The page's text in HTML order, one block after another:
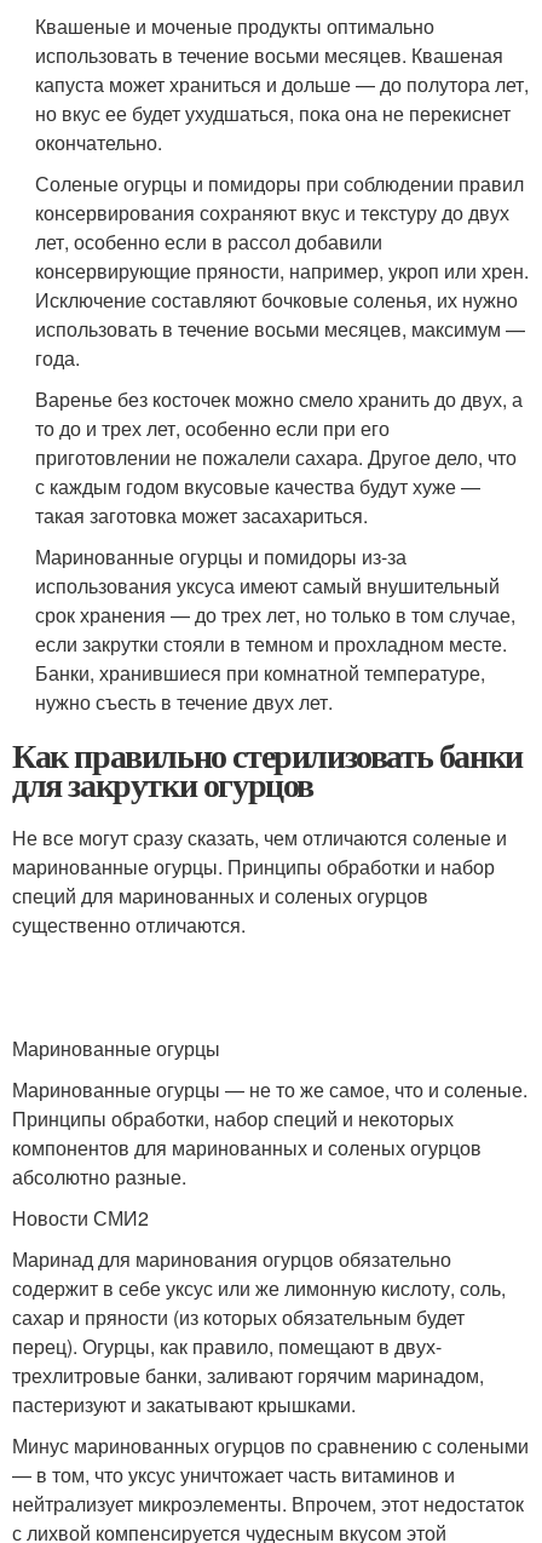
Квашеные и моченые продукты оптимально
использовать в течение восьми месяцев. Квашеная
капуста может храниться и дольше — до полутора лет,
но вкус ее будет ухудшаться, пока она не перекиснет
окончательно.
Соленые огурцы и помидоры при соблюдении правил
консервирования сохраняют вкус и текстуру до двух
лет, особенно если в рассол добавили
консервирующие пряности, например, укроп или хрен.
Исключение составляют бочковые соленья, их нужно
использовать в течение восьми месяцев, максимум —
года.
Варенье без косточек можно смело хранить до двух, а
то до и трех лет, особенно если при его
приготовлении не пожалели сахара. Другое дело, что
с каждым годом вкусовые качества будут хуже —
такая заготовка может засахариться.
Маринованные огурцы и помидоры из-за
использования уксуса имеют самый внушительный
срок хранения — до трех лет, но только в том случае,
если закрутки стояли в темном и прохладном месте.
Банки, хранившиеся при комнатной температуре,
нужно съесть в течение двух лет.
Как правильно стерилизовать банки
для закрутки огурцов
Не все могут сразу сказать, чем отличаются соленые и
маринованные огурцы. Принципы обработки и набор
специй для маринованных и соленых огурцов
существенно отличаются.
Маринованные огурцы
Маринованные огурцы — не то же самое, что и соленые.
Принципы обработки, набор специй и некоторых
компонентов для маринованных и соленых огурцов
абсолютно разные.
Новости СМИ2
Маринад для маринования огурцов обязательно
содержит в себе уксус или же лимонную кислоту, соль,
сахар и пряности (из которых обязательным будет
перец). Огурцы, как правило, помещают в двух-
трехлитровые банки, заливают горячим маринадом,
пастеризуют и закатывают крышками.
Минус маринованных огурцов по сравнению с солеными
— в том, что уксус уничтожает часть витаминов и
нейтрализует микроэлементы. Впрочем, этот недостаток
с лихвой компенсируется чудесным вкусом этой